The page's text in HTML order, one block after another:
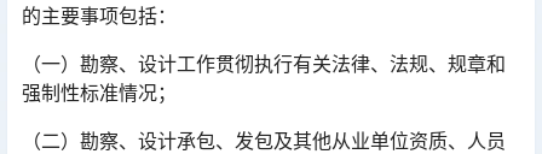
的主要事项包括：
（一）勘察、设计工作贯彻执行有关法律、法规、规章和
强制性标准情况；
（二）勘察、设计承包、发包及其他从业单位资质、人员